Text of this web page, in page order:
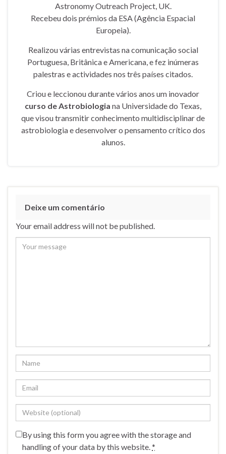
Astronomy Outreach Project, UK.
Recebeu dois prémios da ESA (Agência Espacial
Europeia).
Realizou várias entrevistas na comunicação social
Portuguesa, Britânica e Americana, e fez inúmeras
palestras e actividades nos três países citados.
Criou e leccionou durante vários anos um inovador
curso de Astrobiologia na Universidade do Texas,
que visou transmitir conhecimento multidisciplinar de
astrobiologia e desenvolver o pensamento crítico dos
alunos.
Deixe um comentário
Your email address will not be published.
By using this form you agree with the storage and
handling of your data by this website. *